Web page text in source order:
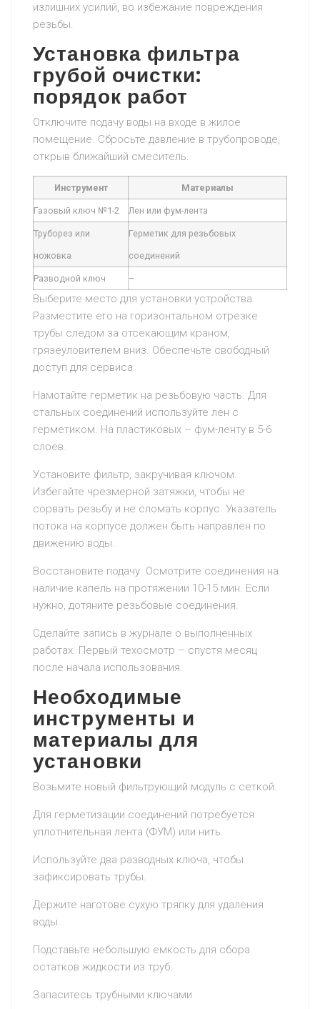
излишних усилий, во избежание повреждения
резьбы.
Установка фильтра
грубой очистки:
порядок работ
Отключите подачу воды на входе в жилое
помещение. Сбросьте давление в трубопроводе,
открыв ближайший смеситель.
Инструмент Материалы
Газовый ключ №1-2 Лен или фум-лента
Труборез или
ножовка
Герметик для резьбовых
соединений
Разводной ключ –
Выберите место для установки устройства.
Разместите его на горизонтальном отрезке
трубы следом за отсекающим краном,
грязеуловителем вниз. Обеспечьте свободный
доступ для сервиса.
Намотайте герметик на резьбовую часть. Для
стальных соединений используйте лен с
герметиком. На пластиковых – фум-ленту в 5-6
слоев.
Установите фильтр, закручивая ключом.
Избегайте чрезмерной затяжки, чтобы не
сорвать резьбу и не сломать корпус. Указатель
потока на корпусе должен быть направлен по
движению воды.
Восстановите подачу. Осмотрите соединения на
наличие капель на протяжении 10-15 мин. Если
нужно, дотяните резьбовые соединения.
Сделайте запись в журнале о выполненных
работах. Первый техосмотр – спустя месяц
после начала использования.
Необходимые
инструменты и
материалы для
установки
Возьмите новый фильтрующий модуль с сеткой.
Для герметизации соединений потребуется
уплотнительная лента (ФУМ) или нить.
Используйте два разводных ключа, чтобы
зафиксировать трубы.
Держите наготове сухую тряпку для удаления
воды.
Подставьте небольшую емкость для сбора
остатков жидкости из труб.
Запаситесь трубными ключами